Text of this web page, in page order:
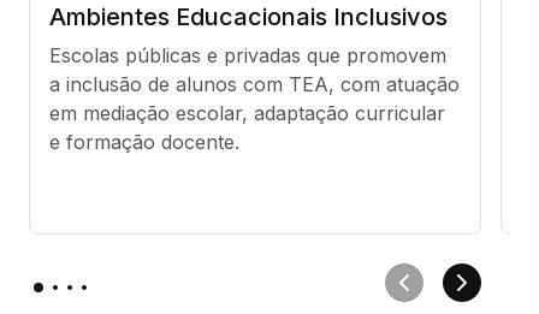
Ambientes Educacionais Inclusivos
Escolas públicas e privadas que promovem
a inclusão de alunos com TEA, com atuação
em mediação escolar, adaptação curricular
e formação docente.